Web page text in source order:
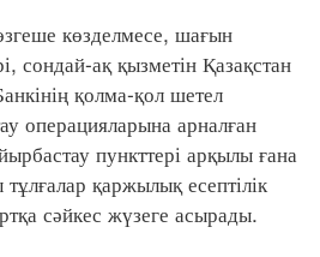
көзделмесе, шағын
сондай-ақ қызметін Қазақстан
қолма-қол шетел
операцияларына арналған
пункттері арқылы ғана
қаржылық есептілік
сәйкес жүзеге асырады.